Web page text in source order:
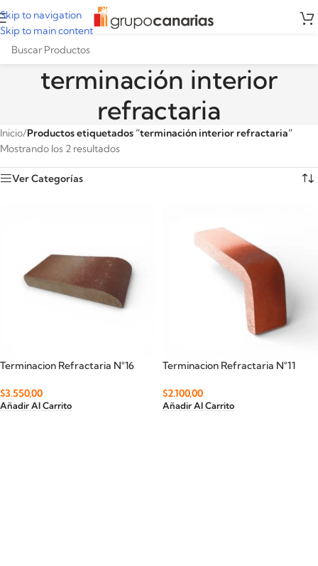
Skip to navigation
Skip to main content
terminación interior
refractaria
Inicio/Productos etiquetados “terminación interior refractaria”
Mostrando los 2 resultados
Ver Categorías
Terminacion Refractaria N°16
$3.550,00
Añadir Al Carrito
Terminacion Refractaria N°11
$2.100,00
Añadir Al Carrito